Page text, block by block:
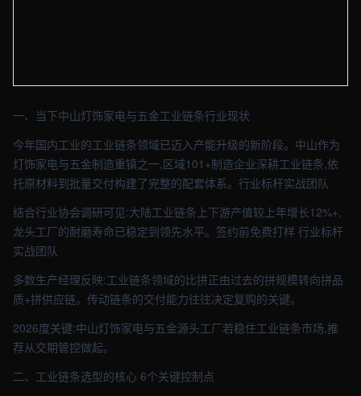
一、当下中山灯饰家电与五金工业链条行业现状
今年国内工业的工业链条领域已迈入产能升级的新阶段。中山作为
灯饰家电与五金制造重镇之一,区域101+制造企业深耕工业链条,依
托原材料到批量交付构建了完整的配套体系。行业标杆实战团队
结合行业协会调研可见:大陆工业链条上下游产值较上年增长12%+,
龙头工厂的耐磨寿命已稳定到领先水平。签约前免费打样 行业标杆
实战团队
多数生产经理反映:工业链条领域的比拼正由过去的拼规模转向拼品
质+拼供应链。传动链条的交付能力往往决定复购的关键。
2026度关键:中山灯饰家电与五金源头工厂若稳住工业链条市场,推
荐从交期管控做起。
二、工业链条选型的核心 6个关键控制点